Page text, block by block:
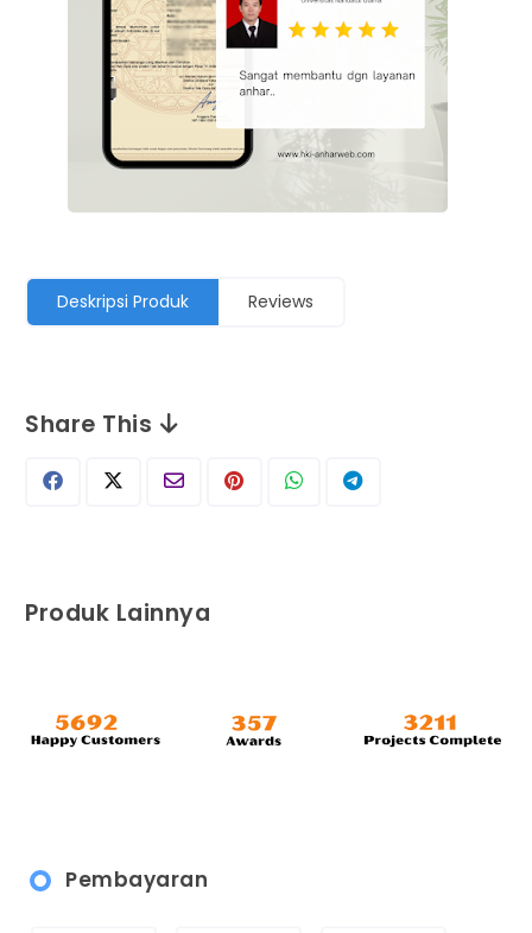
Deskripsi Produk Reviews
Share This
Produk Lainnya
Pembayaran